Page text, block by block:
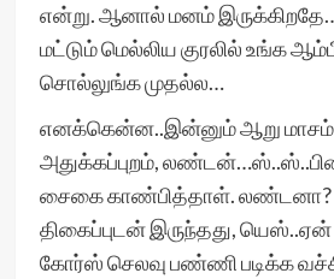
என்று. ஆனால் மனம்
மட்டும் மெல்லிய குரலில் உங்க
சொல்லுங்க முதல்ல…
எனக்கென்ன..இன்னும் ஆறு மாசம்
அதுக்கப்புறம்,
சைகை காண்பித்தாள். லண்டனா?
திகைப்புடன் இருந்தது, யெஸ்..ஏன்
கோர்ஸ் செலவு பண்ணி படிக்க